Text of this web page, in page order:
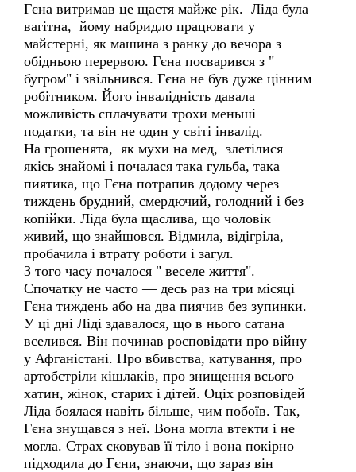
Гєна витримав це щастя майже рік. Ліда була
вагітна, йому набридло працювати у
майстерні, як машина з ранку до вечора з
обідньою перервою. Гєна посварився з "
бугром" і звільнився. Гєна не був дуже цінним
робітником. Його інвалідність давала
можливість сплачувати трохи меньші
податки, та він не один у світі інвалід.
На грошенята, як мухи на мед, злетілися
якісь знайомі і почалася така гульба, така
пиятика, що Гєна потрапив додому через
тиждень брудний, смердючий, голодний і без
копійки. Ліда була щаслива, що чоловік
живий, що знайшовся. Відмила, відігріла,
пробачила і втрату роботи і загул.
З того часу почалося " веселе життя".
Спочатку не часто — десь раз на три місяці
Гєна тиждень або на два пиячив без зупинки.
У ці дні Ліді здавалося, що в нього сатана
вселився. Він починав росповідати про війну
у Афганістані. Про вбивства, катування, про
артобстріли кішлаків, про знищення всього—
хатин, жінок, старих і дітей. Оціх розповідей
Ліда боялася навіть більше, чим побоїв. Так,
Гєна знущався з неї. Вона могла втекти і не
могла. Страх сковував її тіло і вона покірно
підходила до Гєни, знаючи, що зараз він